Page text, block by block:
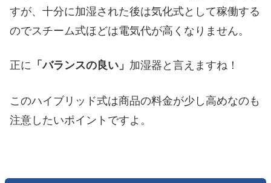
すが、十分に加湿された後は気化式として稼働する
のでスチーム式ほどは電気代が高くなりません。
正に 「バランスの良い」 加湿器と言えますね！
このハイブリッド式は商品の料金が少し高めなのも
注意したいポイントですよ。